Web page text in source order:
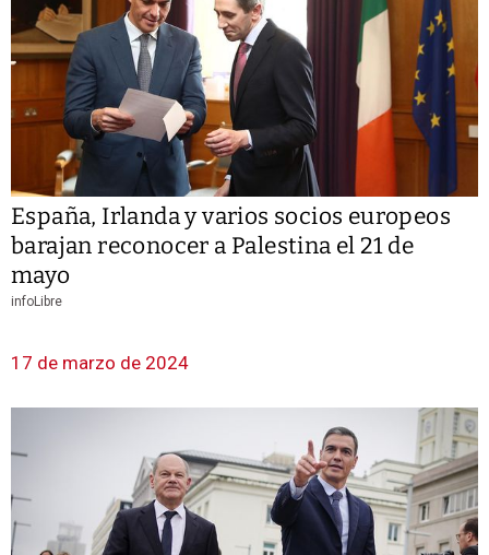
España, Irlanda y varios socios europeos
barajan reconocer a Palestina el 21 de
mayo
infoLibre
17 de marzo de 2024